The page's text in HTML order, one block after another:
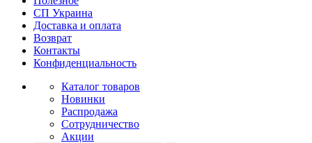
СП Украина
Доставка и оплата
Возврат
Контакты
Конфиденциальность
Каталог товаров
Новинки
Распродажа
Сотрудничество
Акции